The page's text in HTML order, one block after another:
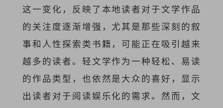
这一变化，反映了本地读者对于文学作品
的关注度逐渐增强，尤其是那些深刻的叙
事和人性探索类书籍，可能正在吸引越来
越多的读者。轻文学作为一种轻松、易读
的作品类型，也依然是大众的喜好，显示
出读者对于阅读娱乐化的需求。然而，文